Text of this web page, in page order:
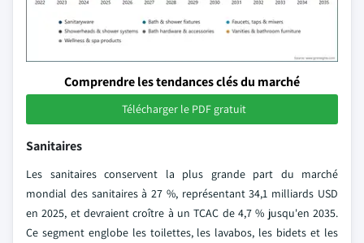
Comprendre les tendances clés du marché
Télécharger le PDF gratuit
Sanitaires
Les sanitaires conservent la plus grande part du marché
mondial des sanitaires à 27 %, représentant 34,1 milliards USD
en 2025, et devraient croître à un TCAC de 4,7 % jusqu'en 2035.
Ce segment englobe les toilettes, les lavabos, les bidets et les